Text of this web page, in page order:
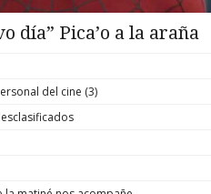
día” Pica’o a la araña
del cine (3)